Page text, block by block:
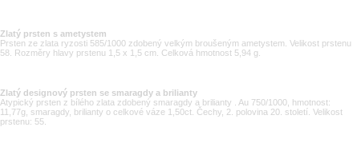
Zlatý prsten s ametystem
Prsten ze zlata ryzosti 585/1000 zdobený velkým broušeným ametystem. Velikost prstenu
58. Rozměry hlavy prstenu 1,5 x 1,5 cm. Celková hmotnost 5,94 g.
Zlatý designový prsten se smaragdy a brilianty
Atypický prsten z bílého zlata zdobený smaragdy a brilianty . Au 750/1000, hmotnost:
11,77g, smaragdy, brilianty o celkové váze 1,50ct. Čechy, 2. polovina 20. století. Velikost
prstenu: 55.